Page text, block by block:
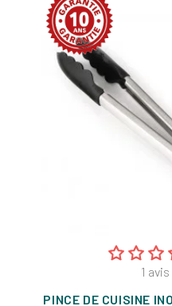
1 avis
PINCE DE CUISINE